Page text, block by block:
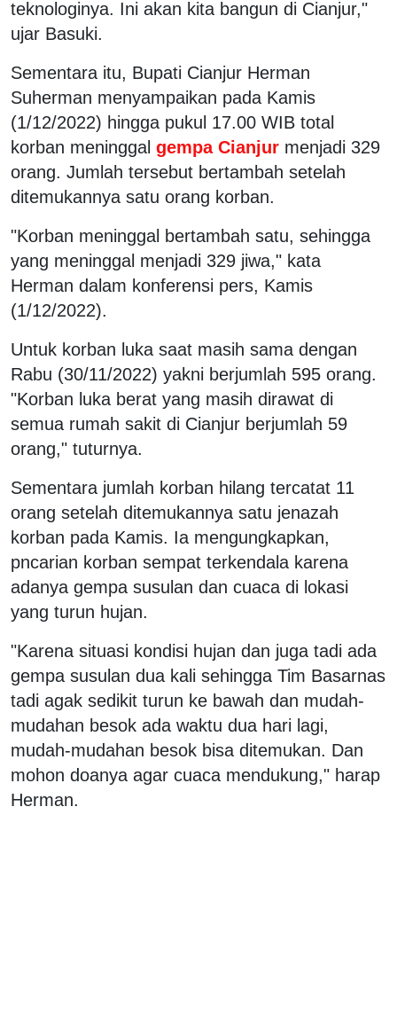
teknologinya. Ini akan kita bangun di Cianjur,"
ujar Basuki.
Sementara itu, Bupati Cianjur Herman
Suherman menyampaikan pada Kamis
(1/12/2022) hingga pukul 17.00 WIB total
korban meninggal gempa Cianjur menjadi 329
orang. Jumlah tersebut bertambah setelah
ditemukannya satu orang korban.
"Korban meninggal bertambah satu, sehingga
yang meninggal menjadi 329 jiwa," kata
Herman dalam konferensi pers, Kamis
(1/12/2022).
Untuk korban luka saat masih sama dengan
Rabu (30/11/2022) yakni berjumlah 595 orang.
"Korban luka berat yang masih dirawat di
semua rumah sakit di Cianjur berjumlah 59
orang," tuturnya.
Sementara jumlah korban hilang tercatat 11
orang setelah ditemukannya satu jenazah
korban pada Kamis. Ia mengungkapkan,
pncarian korban sempat terkendala karena
adanya gempa susulan dan cuaca di lokasi
yang turun hujan.
"Karena situasi kondisi hujan dan juga tadi ada
gempa susulan dua kali sehingga Tim Basarnas
tadi agak sedikit turun ke bawah dan mudah-
mudahan besok ada waktu dua hari lagi,
mudah-mudahan besok bisa ditemukan. Dan
mohon doanya agar cuaca mendukung," harap
Herman.